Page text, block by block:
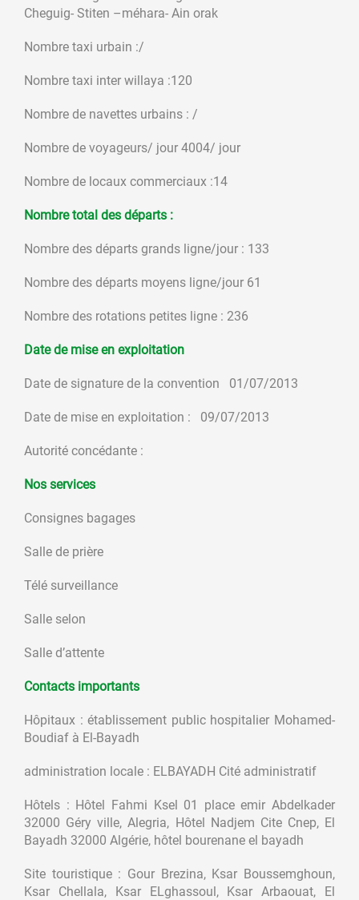
Cheguig- Stiten –méhara- Ain orak
Nombre taxi urbain :/
Nombre taxi inter willaya :120
Nombre de navettes urbains : /
Nombre de voyageurs/ jour 4004/ jour
Nombre de locaux commerciaux :14
Nombre total des départs :
Nombre des départs grands ligne/jour : 133
Nombre des départs moyens ligne/jour 61
Nombre des rotations petites ligne : 236
Date de mise en exploitation
Date de signature de la convention 01/07/2013
Date de mise en exploitation : 09/07/2013
Autorité concédante :
Nos services
Consignes bagages
Salle de prière
Télé surveillance
Salle selon
Salle d’attente
Contacts importants
Hôpitaux : établissement public hospitalier Mohamed-
Boudiaf à El-Bayadh
administration locale : ELBAYADH Cité administratif
Hôtels : Hôtel Fahmi Ksel 01 place emir Abdelkader
32000 Géry ville, Alegria, Hôtel Nadjem Cite Cnep, El
Bayadh 32000 Algérie, hôtel bourenane el bayadh
Site touristique : Gour Brezina, Ksar Boussemghoun,
Ksar Chellala, Ksar ELghassoul, Ksar Arbaouat, El